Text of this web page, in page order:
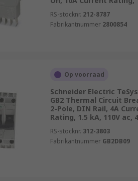
RS-stocknr. 212-8787
Fabrikantnummer 2800854
Op voorraad
Schneider Electric TeSys
GB2 Thermal Circuit
2-Pole, DIN Rail, 4A
Rating, 1.5 kA, 110V ac,
RS-stocknr. 312-3803
Fabrikantnummer GB2DB09